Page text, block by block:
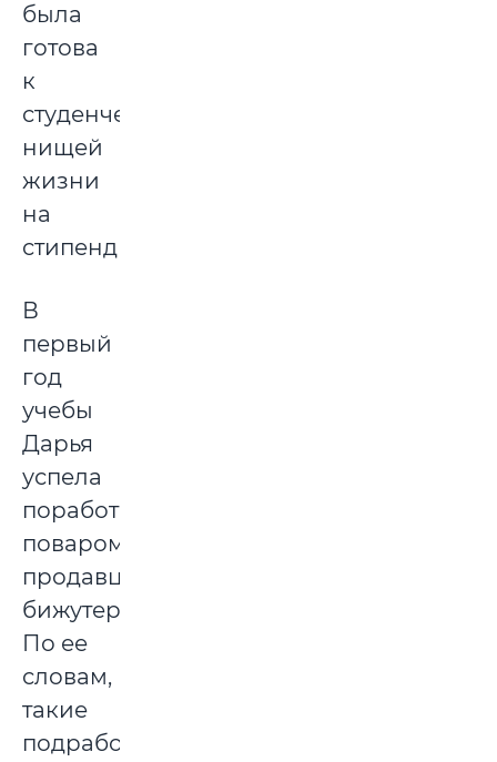
была
готова
к
студенческой
нищей
жизни
на
стипендию.
В
первый
год
учебы
Дарья
успела
поработать
поваром,
продавцом
бижутерии.
По ее
словам,
такие
подработки